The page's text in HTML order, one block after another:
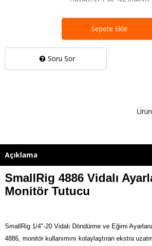
Soru Sor
Sepete Ekle
Açıklama
SmallRig 4886 Vidalı
Monitör Tutucu
SmallRig 1/4"-20 Vidalı Döndürme ve Eğimi
4886, monitör kullanımını kolaylaştıran ekstra